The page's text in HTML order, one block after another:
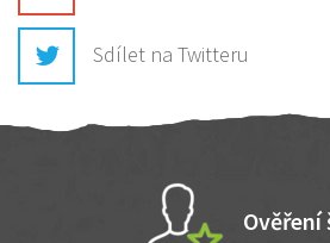
Sdílet na Twitteru
Ověření